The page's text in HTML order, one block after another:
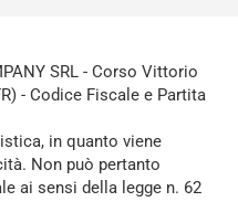
SRL - Corso Vittorio
- Codice Fiscale e Partita
in quanto viene
Non può pertanto
ai sensi della legge n. 62